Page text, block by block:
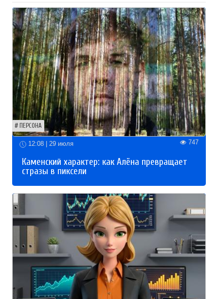
ПЕРСОНА
12:08 | 29 июля 747
Каменский характер: как Алёна превращает
стразы в пиксели